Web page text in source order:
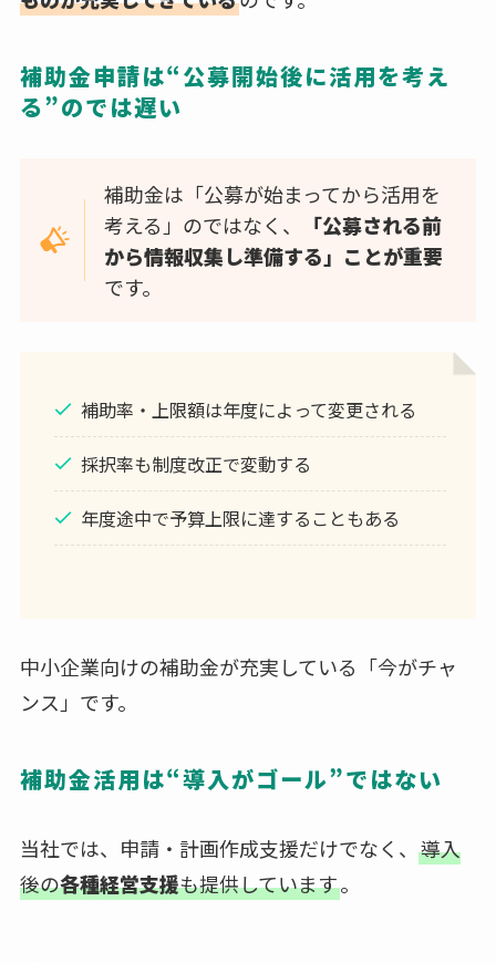
補助金申請は“公募開始後に活用を考え
る”のでは遅い
補助金は「公募が始まってから活用を
考える」のではなく、
「公募される前
から情報収集し準備する」ことが重要
です。
補助率・上限額は年度によって変更される
採択率も制度改正で変動する
年度途中で予算上限に達することもある
中小企業向けの補助金が充実している「今がチャ
ンス」です。
補助金活用は“導入がゴール”ではない
当社では、申請・計画作成支援だけでなく、 導入
後の各種経営支援も提供しています。